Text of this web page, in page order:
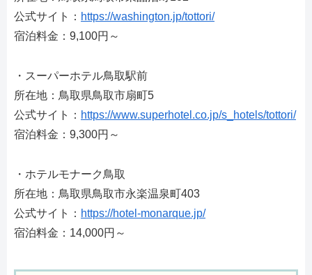
公式サイト： https://washington.jp/tottori/
宿泊料金：9,100円～
・スーパーホテル鳥取駅前
所在地：鳥取県鳥取市扇町5
公式サイト： https://www.superhotel.co.jp/s_hotels/tottori/
宿泊料金：9,300円～
・ホテルモナーク鳥取
所在地：鳥取県鳥取市永楽温泉町403
公式サイト： https://hotel-monarque.jp/
宿泊料金：14,000円～